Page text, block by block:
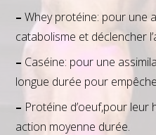
– Whey protéine: pour une
catabolisme et déclencher
– Caséine: pour une
longue durée pour
– Protéine d’oeuf,pour
action moyenne durée.